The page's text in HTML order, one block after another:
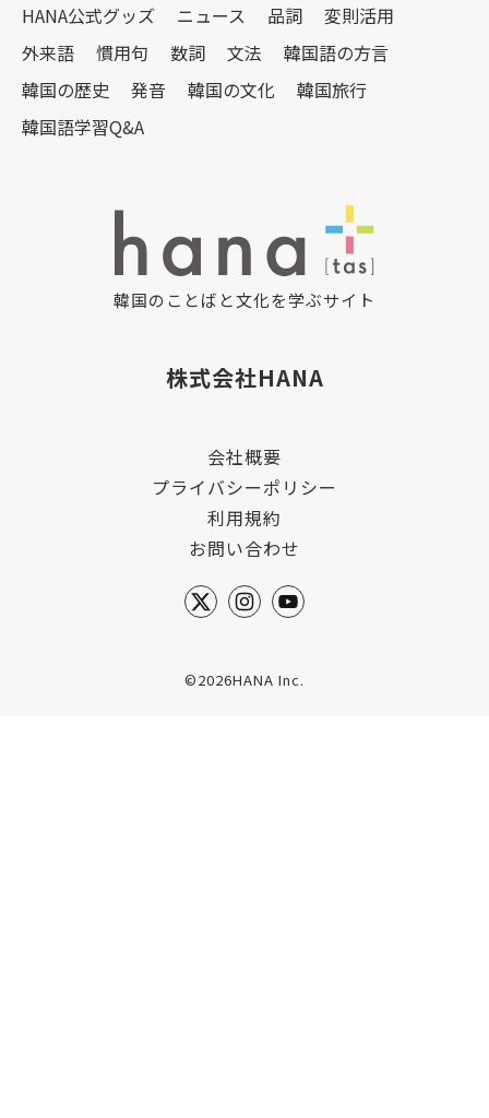
HANA公式グッズ
ニュース 品詞
変則活用
外来語
慣用句 数詞 文法
韓国語の方言
韓国の歴史
発音 韓国の文化
韓国旅行
韓国語学習Q&A
韓国のことばと文化を学ぶサイト
株式会社HANA
会社概要
プライバシーポリシー
利用規約
お問い合わせ
©2026HANA Inc.